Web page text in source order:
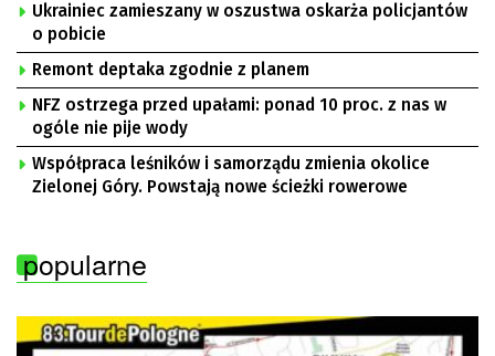
Ukrainiec zamieszany w oszustwa oskarża policjantów
o pobicie
Remont deptaka zgodnie z planem
NFZ ostrzega przed upałami: ponad 10 proc. z nas w
ogóle nie pije wody
Współpraca leśników i samorządu zmienia okolice
Zielonej Góry. Powstają nowe ścieżki rowerowe
popularne